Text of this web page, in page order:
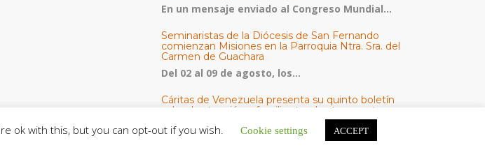
En un mensaje enviado al Congreso Mundial...
Seminaristas de la Diócesis de San Fernando
comienzan Misiones en la Parroquia Ntra. Sra. del
Carmen de Guachara
Del 02 al 09 de agosto, los...
Cáritas de Venezuela presenta su quinto boletín
sobre la atención a familias tras los terremotos
Cáritas de Venezuela publicó este martes 4...
ok with this, but you can opt-out if you wish. Cookie settings ACCEPT